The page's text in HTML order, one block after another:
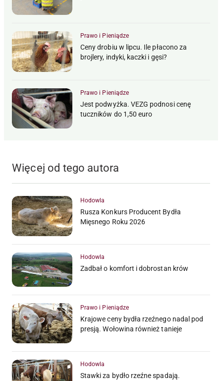
Prawo i Pieniądze
Ceny drobiu w lipcu. Ile płacono za
brojlery, indyki, kaczki i gęsi?
Prawo i Pieniądze
Jest podwyżka. VEZG podnosi cenę
tuczników do 1,50 euro
Więcej od tego autora
Hodowla
Rusza Konkurs Producent Bydła
Mięsnego Roku 2026
Hodowla
Zadbał o komfort i dobrostan krów
Prawo i Pieniądze
Krajowe ceny bydła rzeźnego nadal pod
presją. Wołowina również tanieje
Hodowla
Stawki za bydło rzeźne spadają.